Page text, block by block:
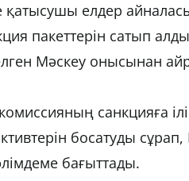
елдер
пакеттерін сатып
Мәскеу онысынан
санкцияға
босатуды
бағыттады.